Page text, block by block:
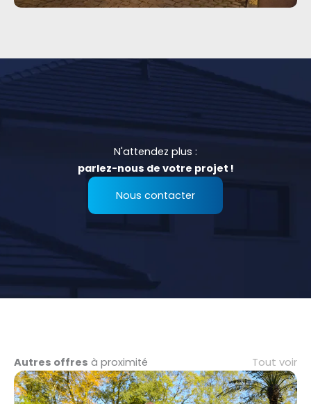
N'attendez plus :
parlez-nous de votre projet !
Nous contacter
Autres offres à proximité Tout voir